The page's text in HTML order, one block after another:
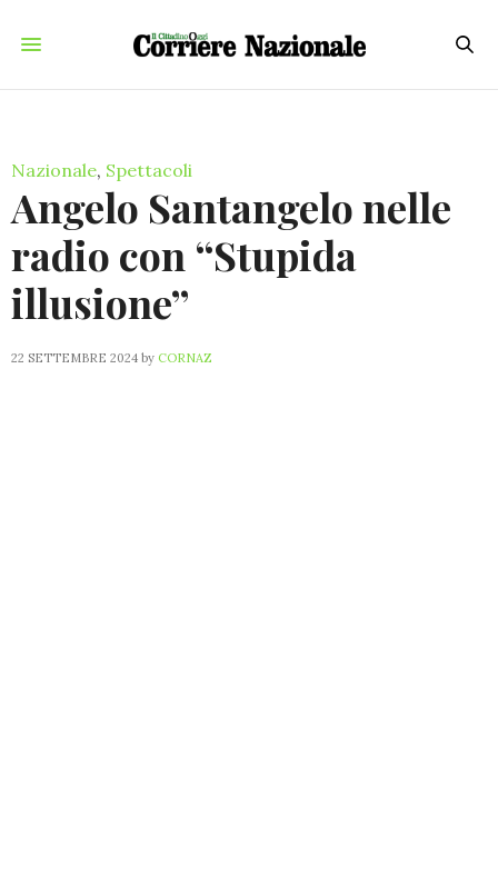
Nazionale, Spettacoli
Angelo Santangelo nelle
radio con “Stupida
illusione”
22 SETTEMBRE 2024 by CORNAZ